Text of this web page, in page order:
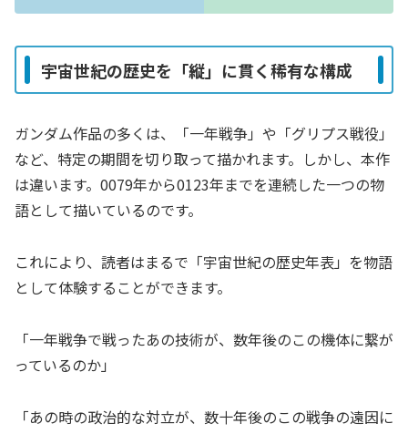
宇宙世紀の歴史を「縦」に貫く稀有な構成
ガンダム作品の多くは、「一年戦争」や「グリプス戦役」
など、特定の期間を切り取って描かれます。しかし、本作
は違います。0079年から0123年までを連続した一つの物
語として描いているのです。
これにより、読者はまるで「宇宙世紀の歴史年表」を物語
として体験することができます。
「一年戦争で戦ったあの技術が、数年後のこの機体に繋が
っているのか」
「あの時の政治的な対立が、数十年後のこの戦争の遠因に